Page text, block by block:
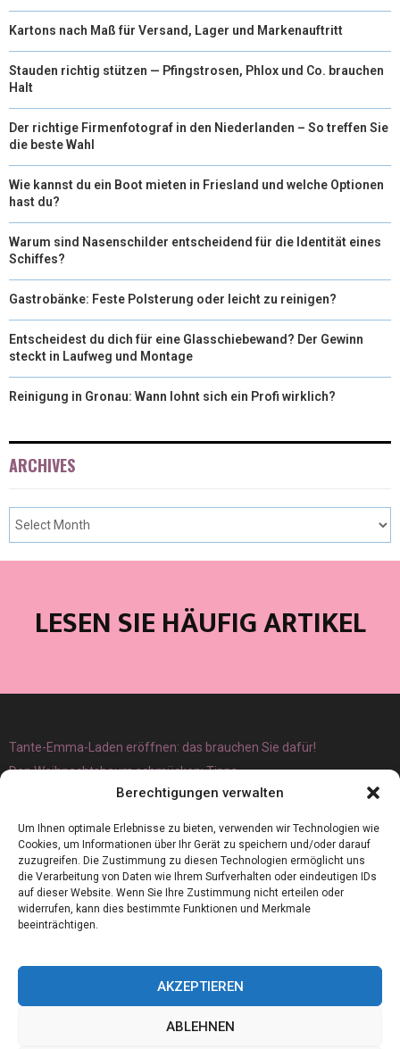
Berechtigungen verwalten
Um Ihnen optimale Erlebnisse zu bieten, verwenden wir Technologien wie
Cookies, um Informationen über Ihr Gerät zu speichern und/oder darauf
zuzugreifen. Die Zustimmung zu diesen Technologien ermöglicht uns
die Verarbeitung von Daten wie Ihrem Surfverhalten oder eindeutigen IDs
auf dieser Website. Wenn Sie Ihre Zustimmung nicht erteilen oder
widerrufen, kann dies bestimmte Funktionen und Merkmale
beeinträchtigen.
AKZEPTIEREN
ABLEHNEN
Kartons nach Maß für Versand, Lager und Markenauftritt
Stauden richtig stützen — Pfingstrosen, Phlox und Co. brauchen
Halt
Der richtige Firmenfotograf in den Niederlanden – So treffen Sie
die beste Wahl
Wie kannst du ein Boot mieten in Friesland und welche Optionen
hast du?
Warum sind Nasenschilder entscheidend für die Identität eines
Schiffes?
Gastrobänke: Feste Polsterung oder leicht zu reinigen?
Entscheidest du dich für eine Glasschiebewand? Der Gewinn
steckt in Laufweg und Montage
Reinigung in Gronau: Wann lohnt sich ein Profi wirklich?
ARCHIVES
LESEN SIE HÄUFIG ARTIKEL
Tante-Emma-Laden eröffnen: das brauchen Sie dafür!
Den Weihnachtsbaum schmücken: Tipps